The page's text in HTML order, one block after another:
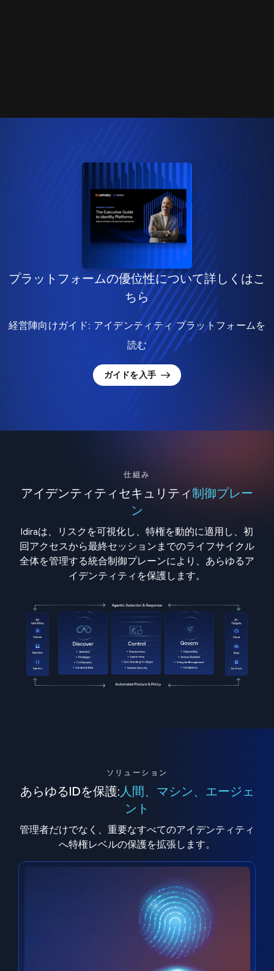
プラットフォームの優位性について詳しくはこ
ちら
経営陣向けガイド: アイデンティティ プラットフォームを
読む
ガイドを入手
仕組み
アイデンティティセキュリティ制御プレー
ン
Idiraは、リスクを可視化し、特権を動的に適用し、初
回アクセスから最終セッションまでのライフサイクル
全体を管理する統合制御プレーンにより、あらゆるア
イデンティティを保護します。
ソリューション
あらゆるIDを保護: 人間、マシン、エージェ
ント
管理者だけでなく、重要なすべてのアイデンティティ
へ特権レベルの保護を拡張します。